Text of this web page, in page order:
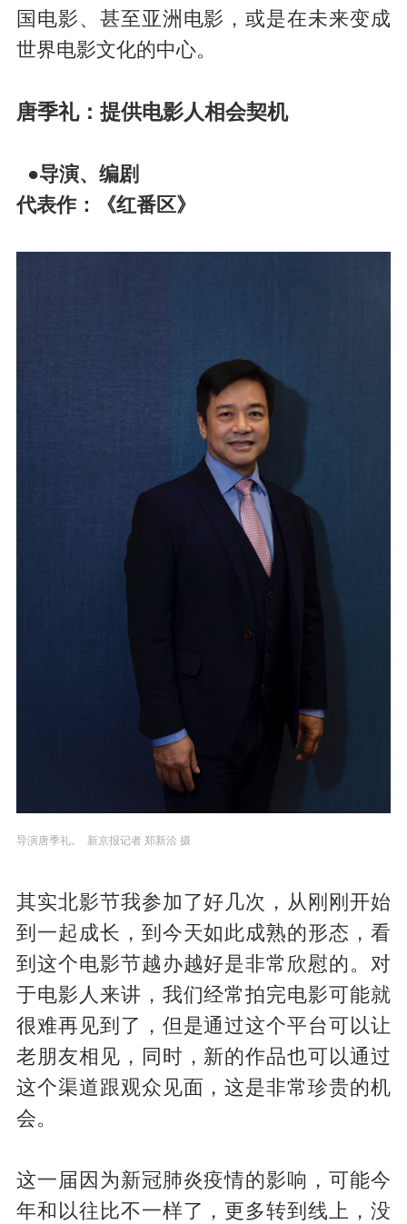
国电影、甚至亚洲电影，或是在未来变成
世界电影文化的中心。
唐季礼：提供电影人相会契机
●导演、编剧
代表作：《红番区》
导演唐季礼。 新京报记者 郑新洽 摄
其实北影节我参加了好几次，从刚刚开始
到一起成长，到今天如此成熟的形态，看
到这个电影节越办越好是非常欣慰的。对
于电影人来讲，我们经常拍完电影可能就
很难再见到了，但是通过这个平台可以让
老朋友相见，同时，新的作品也可以通过
这个渠道跟观众见面，这是非常珍贵的机
会。
这一届因为新冠肺炎疫情的影响，可能今
年和以往比不一样了，更多转到线上，没